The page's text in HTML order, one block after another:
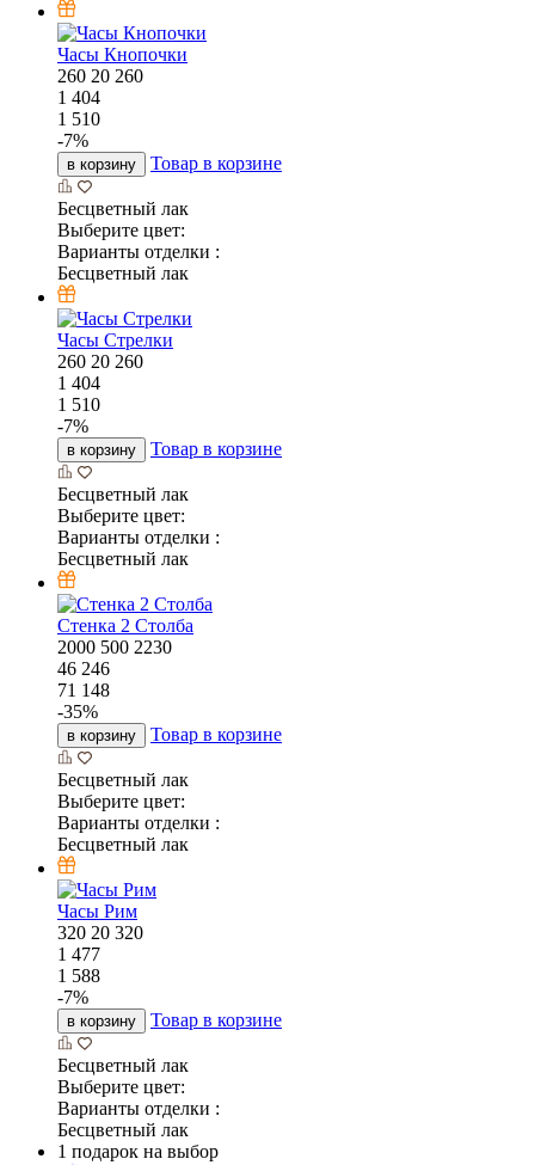
Часы Кнопочки
260 20 260
1 404
1 510
-7%
в корзину Товар в корзине
Бесцветный лак
Выберите цвет:
Варианты отделки :
Бесцветный лак
Часы Стрелки
260 20 260
1 404
1 510
-7%
в корзину Товар в корзине
Бесцветный лак
Выберите цвет:
Варианты отделки :
Бесцветный лак
Стенка 2 Столба
2000 500 2230
46 246
71 148
-35%
в корзину Товар в корзине
Бесцветный лак
Выберите цвет:
Варианты отделки :
Бесцветный лак
Часы Рим
320 20 320
1 477
1 588
-7%
в корзину Товар в корзине
Бесцветный лак
Выберите цвет:
Варианты отделки :
Бесцветный лак
1 подарок на выбор